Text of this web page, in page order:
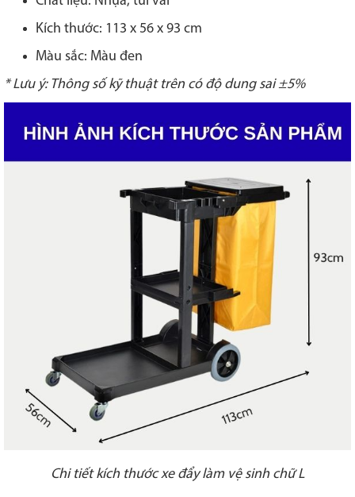
Kích thước: 113 x 56 x 93 cm
Màu sắc: Màu đen
* Lưu ý: Thông số kỹ thuật trên có độ dung sai ±5%
Chi tiết kích thước xe đẩy làm vệ sinh chữ L